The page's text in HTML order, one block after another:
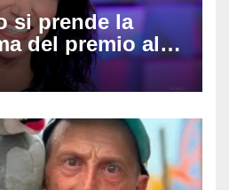
si prende la
del premio alla
chiamano
e cagna»